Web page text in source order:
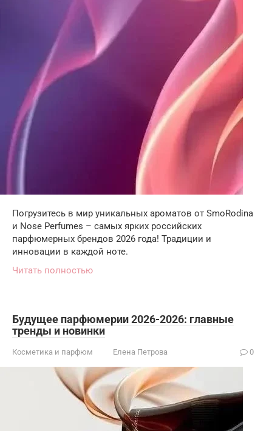
Погрузитесь в мир уникальных ароматов от SmoRodina
и Nose Perfumes – самых ярких российских
парфюмерных брендов 2026 года! Традиции и
инновации в каждой ноте.
Читать полностью
Будущее парфюмерии 2026-2026: главные
тренды и новинки
Косметика и парфюм Елена Петрова 0